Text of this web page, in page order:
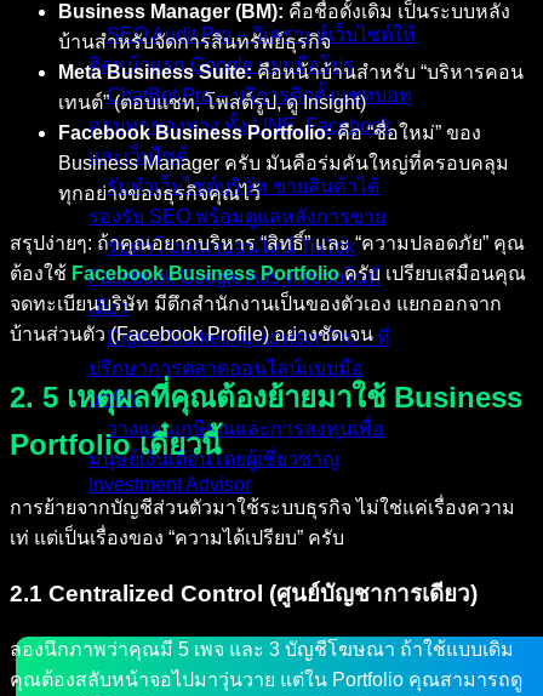
SEO Audit Pro – วิเคราะห์เว็บไซต์ให้
ติดหน้าแรก Google แบบมือโปร
ChatBot Pro – บริการติดตั้งแชทบอท
ครบทุกช่องทาง ทั้ง LINE, Facebook
และเว็บไซต์
รับทำเว็บไซต์บริษัท ขายสินค้าได้
รองรับ SEO พร้อมดูแลหลังการขาย
รับทำโฆษณาออนไลน์ TikTok
Facebook Google Ads ครบจบในที่
เดียว
Digital Marketing Advisor Pro – ที่
ปรึกษาการตลาดออนไลน์แบบมือ
อาชีพ
วางแผนเกษียณและการลงทุนเพื่อ
มนุษย์เงินเดือนโดยผู้เชี่ยวชาญ
Investment Advisor
ผลงานที่ผ่านมา
ติดต่อผม
Business Manager (BM): คือชื่อดั้งเดิม เป็นระบบหลัง
บ้านสำหรับจัดการสินทรัพย์ธุรกิจ
Meta Business Suite:คือหน้าบ้านสำหรับ “บริหารคอน
เทนต์” (ตอบแชท, โพสต์รูป, ดู Insight)
Facebook Business Portfolio:คือ “ชื่อใหม่” ของ
Business Manager ครับ มันคือร่มคันใหญ่ที่ครอบคลุม
ทุกอย่างของธุรกิจคุณไว้
สรุปง่ายๆ: ถ้าคุณอยากบริหาร “สิทธิ์” และ “ความปลอดภัย” คุณ
ต้องใช้ Facebook Business Portfolioครับ เปรียบเสมือนคุณ
จดทะเบียนบริษัท มีตึกสำนักงานเป็นของตัวเอง แยกออกจาก
บ้านส่วนตัว (Facebook Profile) อย่างชัดเจน
2. 5 เหตุผลที่คุณต้องย้ายมาใช้ Business
Portfolio เดี๋ยวนี้
การย้ายจากบัญชีส่วนตัวมาใช้ระบบธุรกิจ ไม่ใช่แค่เรื่องความ
เท่ แต่เป็นเรื่องของ “ความได้เปรียบ” ครับ
2.1 Centralized Control (ศูนย์บัญชาการเดียว)
ลองนึกภาพว่าคุณมี 5 เพจ และ 3 บัญชีโฆษณา ถ้าใช้แบบเดิม
คุณต้องสลับหน้าจอไปมาวุ่นวาย แต่ใน Portfolio คุณสามารถดู